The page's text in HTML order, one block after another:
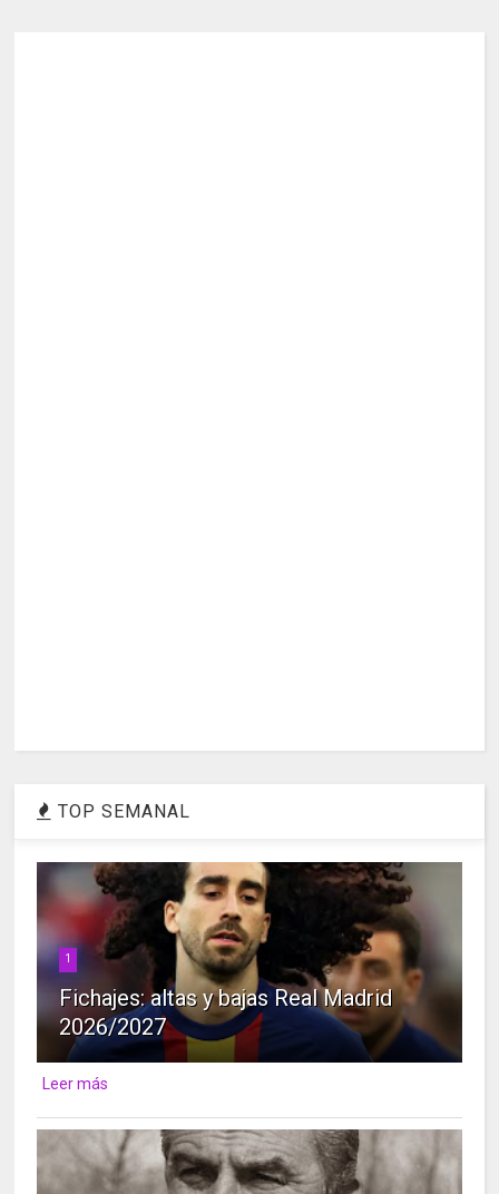
TOP SEMANAL
1
Fichajes: altas y bajas Real Madrid
2026/2027
Leer más